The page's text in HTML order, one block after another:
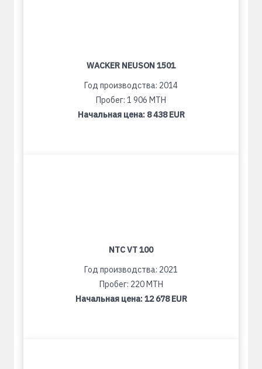
WACKER NEUSON 1501
Год производства: 2014
Пробег: 1 906 MTH
Начальная цена: 8 438 EUR
NTC VT 100
Год производства: 2021
Пробег: 220 MTH
Начальная цена:12 678 EUR